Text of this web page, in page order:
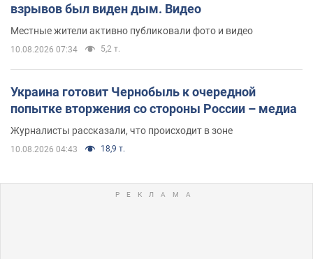
взрывов был виден дым. Видео
Местные жители активно публиковали фото и видео
10.08.2026 07:34 5,2 т.
Украина готовит Чернобыль к очередной
попытке вторжения со стороны России – медиа
Журналисты рассказали, что происходит в зоне
10.08.2026 04:43 18,9 т.